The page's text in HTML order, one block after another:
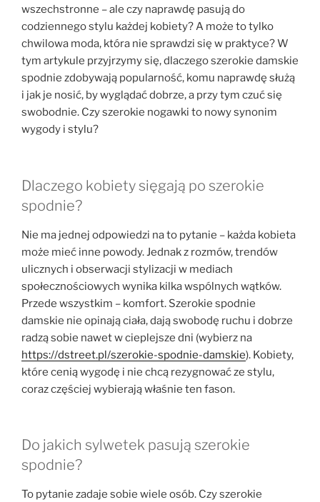
wszechstronne – ale czy naprawdę pasują do
codziennego stylu każdej kobiety? A może to tylko
chwilowa moda, która nie sprawdzi się w praktyce? W
tym artykule przyjrzymy się, dlaczego szerokie damskie
spodnie zdobywają popularność, komu naprawdę służą
i jak je nosić, by wyglądać dobrze, a przy tym czuć się
swobodnie. Czy szerokie nogawki to nowy synonim
wygody i stylu?
Dlaczego kobiety sięgają po szerokie
spodnie?
Nie ma jednej odpowiedzi na to pytanie – każda kobieta
może mieć inne powody. Jednak z rozmów, trendów
ulicznych i obserwacji stylizacji w mediach
społecznościowych wynika kilka wspólnych wątków.
Przede wszystkim – komfort. Szerokie spodnie
damskie nie opinają ciała, dają swobodę ruchu i dobrze
radzą sobie nawet w cieplejsze dni (wybierz na
https://dstreet.pl/szerokie-spodnie-damskie). Kobiety,
które cenią wygodę i nie chcą rezygnować ze stylu,
coraz częściej wybierają właśnie ten fason.
Do jakich sylwetek pasują szerokie
spodnie?
To pytanie zadaje sobie wiele osób. Czy szerokie